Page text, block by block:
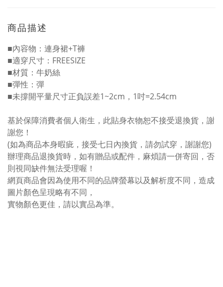
商品描述
■內容物：連身裙+T褲
■適穿尺寸：FREESIZE
■材質：牛奶絲
■彈性：彈
■未撐開平量尺寸正負誤差1~2cm，1吋=2.54cm
基於保障消費者個人衛生，此貼身衣物恕不接受退換貨，謝
謝您！
(如為商品本身暇疵，接受七日內換貨，請勿試穿，謝謝您)
辦理商品退換貨時，如有贈品或配件，麻煩請一併寄回，否
則視同缺件無法受理喔！
網頁商品會因為使用不同的品牌螢幕以及解析度不同，造成
圖片顏色呈現略有不同，
實物顏色更佳，請以實品為準。